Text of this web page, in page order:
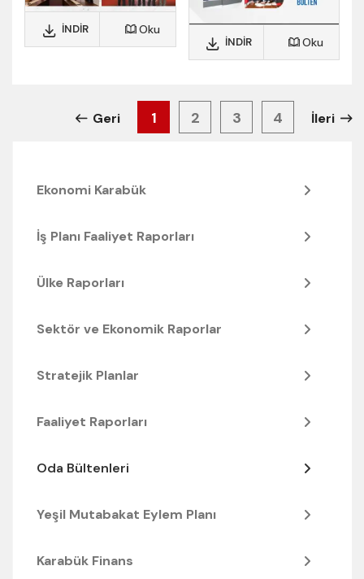
Ekonomi Karabük
İş Planı Faaliyet Raporları
Ülke Raporları
Sektör ve Ekonomik Raporlar
Stratejik Planlar
Faaliyet Raporları
Oda Bültenleri
Yeşil Mutabakat Eylem Planı
Karabük Finans
İNDIR Oku
İNDIR Oku
Geri 1 2 3 4 İleri